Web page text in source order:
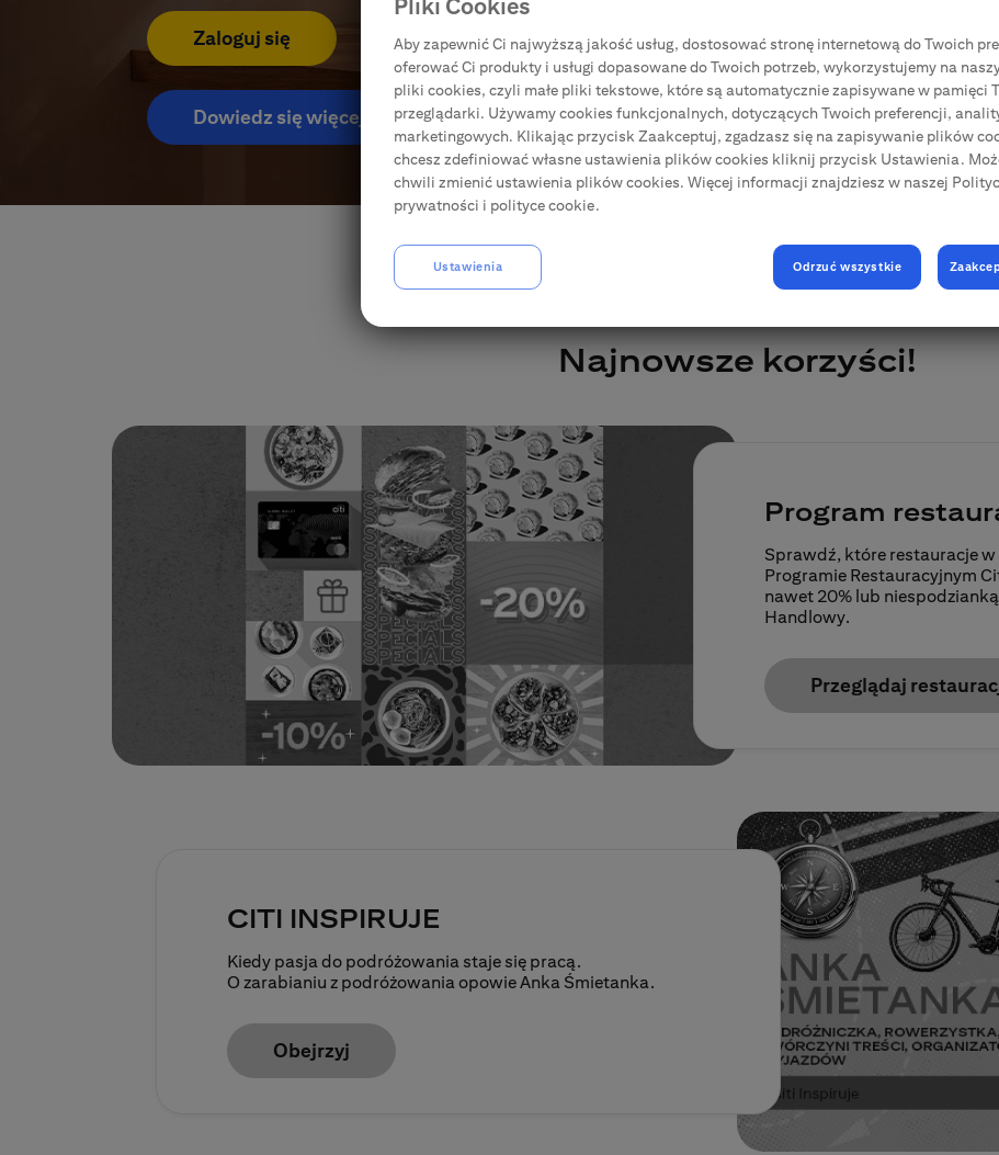
Usługi i produkty do Karty
Zaloguj się
Dowiedz się więcej
Najnowsze korzyści!
Program
Sprawdź, które restauracje w
Programie Restauracyjnym
nawet 20% lub
Handlowy.
Przeglądaj
CITI INSPIRUJE
Kiedy pasja do podróżowania staje się pracą.
O zarabianiu z podróżowania opowie Anka Śmietanka.
Obejrzyj
Pliki Cookies
Aby zapewnić Ci najwyższą jakość usług, dostosować stronę internetową do Twoich
oferować Ci produkty i usługi dopasowane do Twoich potrzeb, wykorzystujemy na
pliki cookies, czyli małe pliki tekstowe, które są automatycznie zapisywane w pamięci
przeglądarki. Używamy cookies funkcjonalnych, dotyczących Twoich preferencji,
marketingowych. Klikając przycisk Zaakceptuj, zgadzasz się na zapisywanie plików
chcesz zdefiniować własne ustawienia plików cookies kliknij przycisk Ustawienia.
chwili zmienić ustawienia plików cookies. Więcej informacji znajdziesz w naszej
prywatności i polityce cookie.
Odrzuć wszystkie
Ustawienia